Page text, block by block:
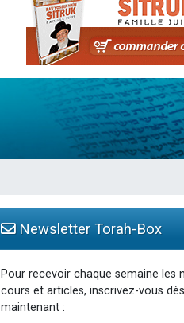
Newsletter Torah-Box
Pour recevoir chaque semaine les
cours et articles, inscrivez-vous dès
maintenant :